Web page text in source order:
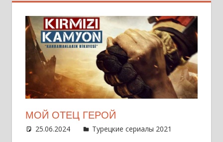
МОЙ ОТЕЦ ГЕРОЙ
25.06.2024 Администратор
Турецкие сериалы 2021